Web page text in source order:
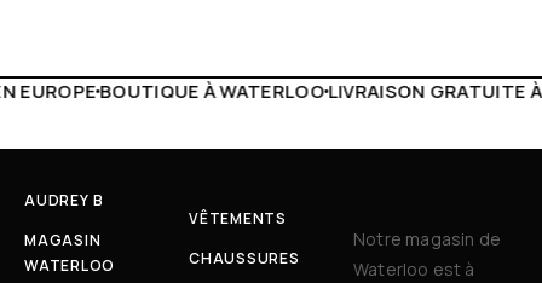
LIVRAISON GRATUITE À PARTIR DE 150€LIVE
AUDREY B
MAGASIN
WATERLOO
VÊTEMENTS
CHAUSSURES
Notre magasin de
Waterloo est à